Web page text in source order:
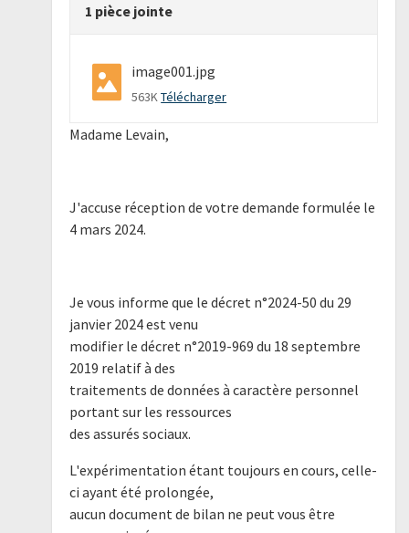
1 pièce jointe
image001.jpg
563KTélécharger
Madame Levain,
J'accuse réception de votre demande formulée le
4 mars 2024.
Je vous informe que le décret n°2024-50 du 29
janvier 2024 est venu
modifier le décret n°2019-969 du 18 septembre
2019 relatif à des
traitements de données à caractère personnel
portant sur les ressources
des assurés sociaux.
L'expérimentation étant toujours en cours, celle-
ci ayant été prolongée,
aucun document de bilan ne peut vous être